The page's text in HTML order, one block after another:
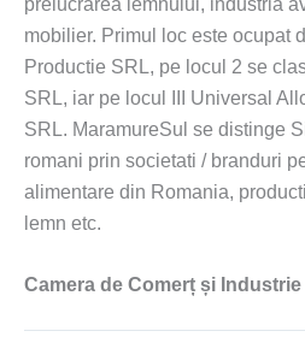
mobilier. Primul loc este ocupat
Productie SRL, pe locul 2 se
SRL, iar pe locul III Universal
SRL. MaramureSul se distinge
romani prin societati / branduri
alimentare din Romania,
lemn etc.
Camera de Comerț și